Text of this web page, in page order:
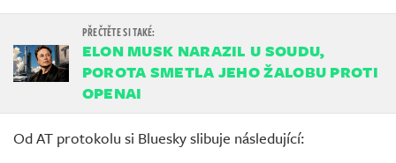
ELON MUSK NARAZIL U SOUDU,
POROTA SMETLA JEHO ŽALOBU PROTI
OPENAI
Od AT protokolu si Bluesky slibuje následující: